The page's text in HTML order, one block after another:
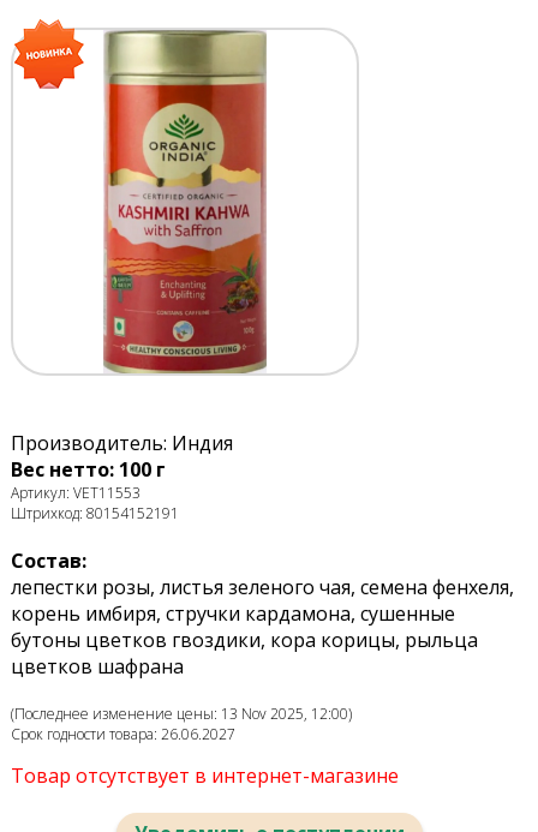
Производитель: Индия
Вес нетто: 100 г
Артикул: VET11553
Штрихкод: 80154152191
Состав:
лепестки розы, листья зеленого чая, семена фенхеля,
корень имбиря, стручки кардамона, сушенные
бутоны цветков гвоздики, кора корицы, рыльца
цветков шафрана
(Последнее изменение цены: 13 Nov 2025, 12:00)
Срок годности товара: 26.06.2027
Товар отсутствует в интернет-магазине